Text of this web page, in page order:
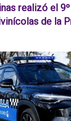
realizó el
de la